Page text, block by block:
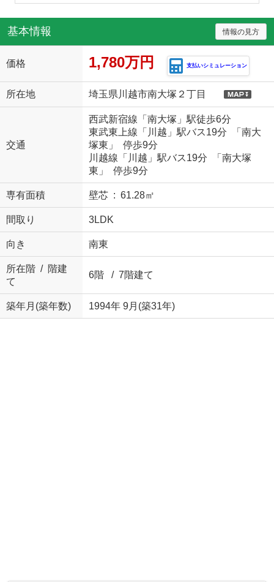
基本情報 情報の見方
価格 1,780万円 支払いシミュレーション
所在地 埼玉県川越市南大塚２丁目
交通
西武新宿線「南大塚」駅徒歩6分
東武東上線「川越」駅バス19分 「南大
塚東」 停歩9分
川越線「川越」駅バス19分 「南大塚
東」 停歩9分
専有面積 壁芯 : 61.28㎡
間取り 3LDK
向き 南東
所在階 / 階建
て
6階 / 7階建て
築年月(築年数) 1994年 9月(築31年)